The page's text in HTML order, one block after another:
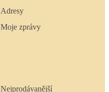
Adresy
Moje zprávy
Nejprodávanější